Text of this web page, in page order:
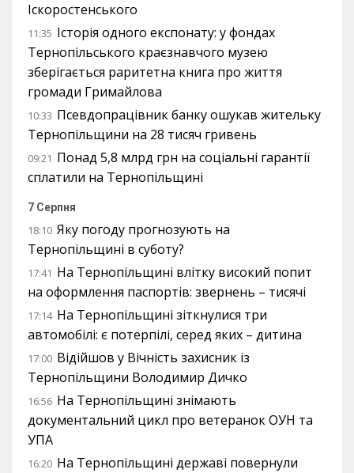
Іскоростенського
11:35 Історія одного експонату: у фондах
Тернопільського краєзнавчого музею
зберігається раритетна книга про життя
громади Гримайлова
10:33 Псевдопрацівник банку ошукав жительку
Тернопільщини на 28 тисяч гривень
09:21 Понад 5,8 млрд грн на соціальні гарантії
сплатили на Тернопільщині
7 Серпня
18:10 Яку погоду прогнозують на
Тернопільщині в суботу?
17:41 На Тернопільщині влітку високий попит
на оформлення паспортів: звернень – тисячі
17:14 На Тернопільщині зіткнулися три
автомобілі: є потерпілі, серед яких – дитина
17:00 Відійшов у Вічність захисник із
Тернопільщини Володимир Дичко
16:56 На Тернопільщині знімають
документальний цикл про ветеранок ОУН та
УПА
16:20 На Тернопільщині державі повернули